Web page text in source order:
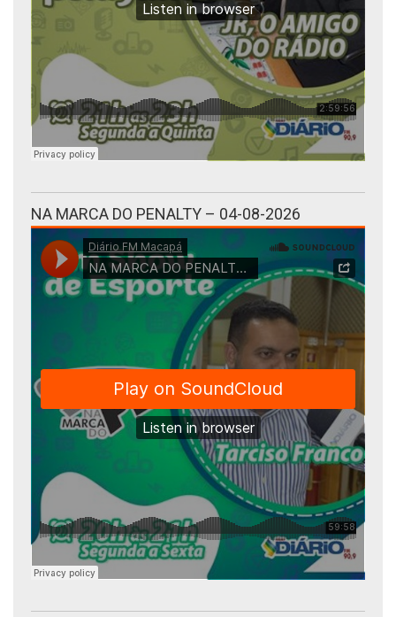
NA MARCA DO PENALTY – 04-08-2026